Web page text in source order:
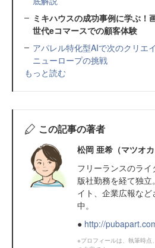
ミキハウスの成功事例に学ぶ！
世代eコマースでの顧客体験
アパレル特化型AIで次のクリエ
ニューロープの挑戦
もっと読む
この記事の著者
松岡 亜希（マツオカ
フリーランスのラ
版社勤務を経て独
イト、企業広報な
中。
● http://
※プロフィールは、執筆時点